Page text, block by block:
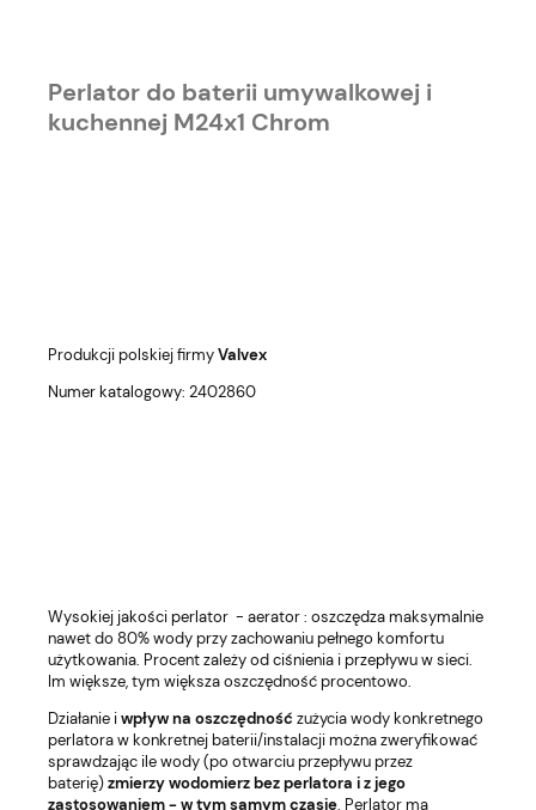
Perlator do baterii umywalkowej i
kuchennej M24x1 Chrom
Produkcji polskiej firmyValvex
Numer katalogowy: 2402860
Wysokiej jakości perlator - aerator : oszczędza maksymalnie
nawet do 80% wody przy zachowaniu pełnego komfortu
użytkowania. Procent zależy od ciśnienia i przepływu w sieci.
Im większe, tym większa oszczędność procentowo.
Działanie iwpływ na oszczędność zużycia wody konkretnego
perlatora w konkretnej baterii/instalacji można zweryfikować
sprawdzając ile wody (po otwarciu przepływu przez
baterię)zmierzy wodomierz bez perlatora i z jego
zastosowaniem - w tym samym czasie. Perlator ma